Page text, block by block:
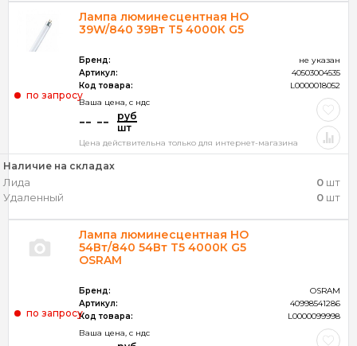
Лампа люминесцентная HO
39W/840 39Вт T5 4000К G5
Бренд:
не указан
Артикул:
40503004535
Код товара:
L0000018052
Ваша цена, c ндс
-- --
руб
шт
по запросу
Цена действительна только для интернет-магазина
Наличие на складах
Лида 0 шт
Удаленный
0 шт
Лампа люминесцентная HO
54Вт/840 54Вт T5 4000К G5
OSRAM
Бренд:
OSRAM
Артикул:
40998541286
Код товара:
L0000099998
Ваша цена, c ндс
по запросу